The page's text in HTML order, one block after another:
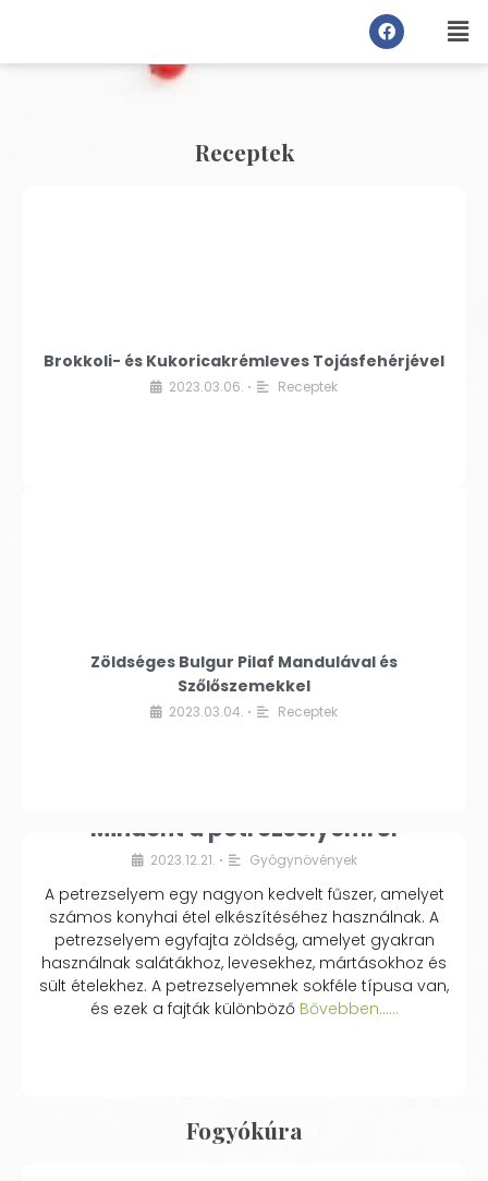
Receptek
Brokkoli- és Kukoricakrémleves Tojásfehérjével
2023.03.06. • Receptek
Zöldséges Bulgur Pilaf Mandulával és
Szőlőszemekkel
2023.03.04. • Receptek
Mindent a petrezselyemről
2023.12.21. • Gyógynövények
A petrezselyem egy nagyon kedvelt fűszer, amelyet
számos konyhai étel elkészítéséhez használnak. A
petrezselyem egyfajta zöldség, amelyet gyakran
használnak salátákhoz, levesekhez, mártásokhoz és
sült ételekhez. A petrezselyemnek sokféle típusa van,
és ezek a fajták különbözőBővebben...…
Fogyókúra